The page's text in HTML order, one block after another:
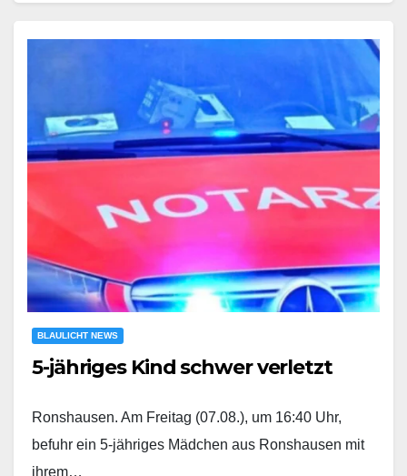
BLAULICHT NEWS
5-jähriges Kind schwer verletzt
Ronshausen. Am Freitag (07.08.), um 16:40 Uhr,
befuhr ein 5-jähriges Mädchen aus Ronshausen mit
ihrem…